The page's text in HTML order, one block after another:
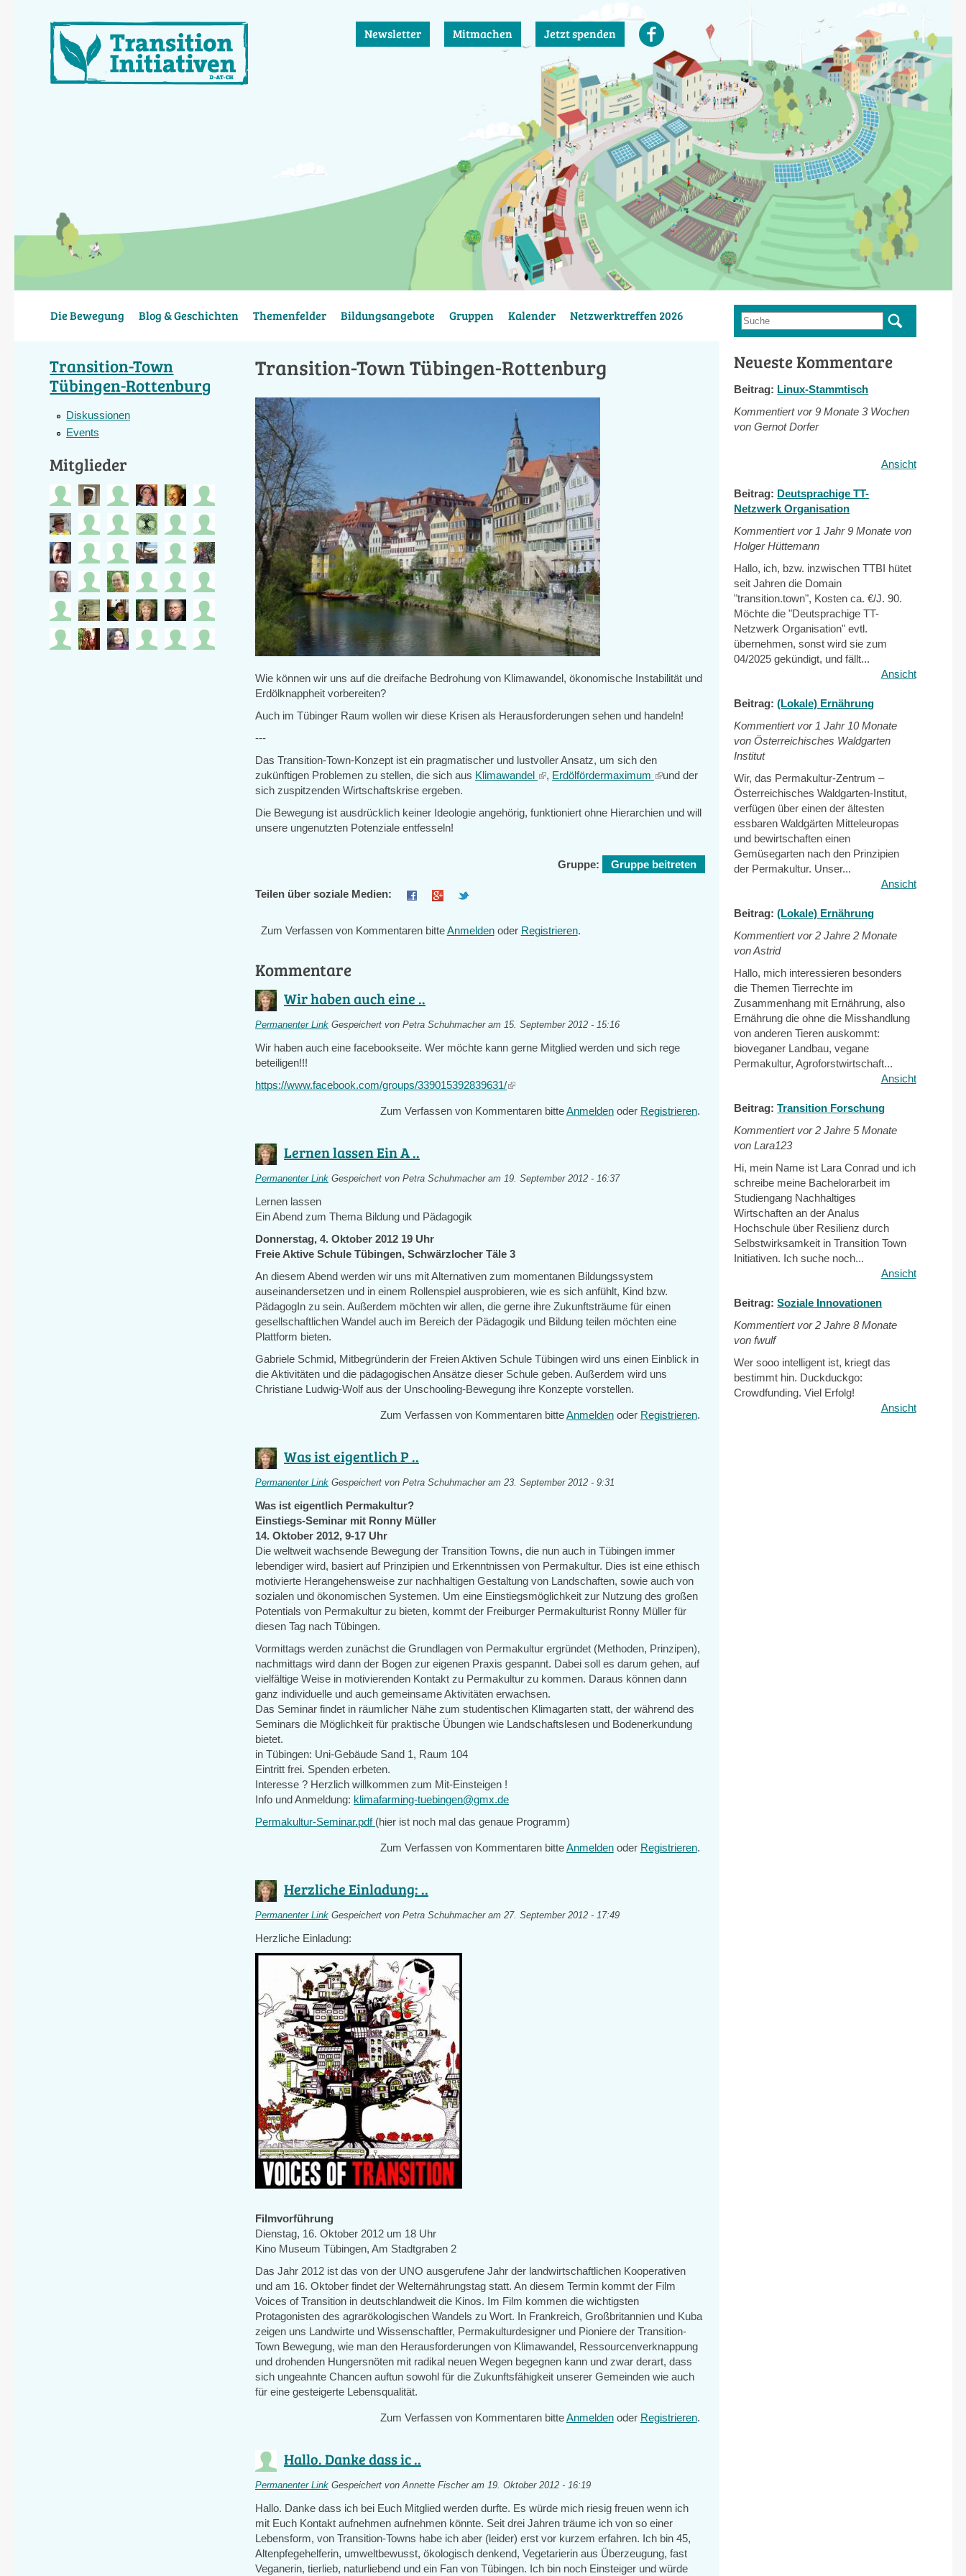
Newsletter Mitmachen Jetzt spenden
Die Bewegung Blog & Geschichten Themenfelder Bildungsangebote Gruppen Kalender Netzwerktreffen 2026
Transition-Town Tübingen-Rottenburg
Wie können wir uns auf die dreifache Bedrohung von Klimawandel, ökonomische Instabilität und
Erdölknappheit vorbereiten?
Auch im Tübinger Raum wollen wir diese Krisen als Herausforderungen sehen und handeln!
---
Das Transition-Town-Konzept ist ein pragmatischer und lustvoller Ansatz, um sich den
zukünftigen Problemen zu stellen, die sich aus Klimawandel (link
, Erdölfördermaximum (linkund der
sich zuspitzenden Wirtschaftskrise ergeben.
Die Bewegung ist ausdrücklich keiner Ideologie angehörig, funktioniert ohne Hierarchien und will
unsere ungenutzten Potenziale entfesseln!
Gruppe: Gruppe beitreten
Teilen über soziale Medien:
Zum Verfassen von Kommentaren bitteAnmeldenoder Registrieren.
Kommentare
Wir haben auch eine ..
Permanenter Link Gespeichert vonPetra Schuhmacheram 15. September 2012 - 15:16
Wir haben auch eine facebookseite. Wer möchte kann gerne Mitglied werden und sich rege
beteiligen!!!
https://www.facebook.com/groups/339015392839631/(link
external)
Zum Verfassen von Kommentaren bitteAnmeldenoder Registrieren.
Lernen lassen Ein A ..
Permanenter Link Gespeichert vonPetra Schuhmacheram 19. September 2012 - 16:37
Lernen lassen
Ein Abend zum Thema Bildung und Pädagogik
Donnerstag, 4. Oktober 2012 19 Uhr
Freie Aktive Schule Tübingen, Schwärzlocher Täle 3
An diesem Abend werden wir uns mit Alternativen zum momentanen Bildungssystem
auseinandersetzen und in einem Rollenspiel ausprobieren, wie es sich anfühlt, Kind bzw.
PädagogIn zu sein. Außerdem möchten wir allen, die gerne ihre Zukunftsträume für einen
gesellschaftlichen Wandel auch im Bereich der Pädagogik und Bildung teilen möchten eine
Plattform bieten.
Gabriele Schmid, Mitbegründerin der Freien Aktiven Schule Tübingen wird uns einen Einblick in
die Aktivitäten und die pädagogischen Ansätze dieser Schule geben. Außerdem wird uns
Christiane Ludwig-Wolf aus der Unschooling-Bewegung ihre Konzepte vorstellen.
Zum Verfassen von Kommentaren bitteAnmeldenoder Registrieren.
Was ist eigentlich P ..
Permanenter Link Gespeichert vonPetra Schuhmacheram 23. September 2012 - 9:31
Was ist eigentlich Permakultur?
Einstiegs-Seminar mit Ronny Müller
14. Oktober 2012, 9-17 Uhr
Die weltweit wachsende Bewegung der Transition Towns, die nun auch in Tübingen immer
lebendiger wird, basiert auf Prinzipien und Erkenntnissen von Permakultur. Dies ist eine ethisch
motivierte Herangehensweise zur nachhaltigen Gestaltung von Landschaften, sowie auch von
sozialen und ökonomischen Systemen. Um eine Einstiegsmöglichkeit zur Nutzung des großen
Potentials von Permakultur zu bieten, kommt der Freiburger Permakulturist Ronny Müller für
diesen Tag nach Tübingen.
Vormittags werden zunächst die Grundlagen von Permakultur ergründet (Methoden, Prinzipen),
nachmittags wird dann der Bogen zur eigenen Praxis gespannt. Dabei soll es darum gehen, auf
vielfältige Weise in motivierenden Kontakt zu Permakultur zu kommen. Daraus können dann
ganz individuelle und auch gemeinsame Aktivitäten erwachsen.
Das Seminar findet in räumlicher Nähe zum studentischen Klimagarten statt, der während des
Seminars die Möglichkeit für praktische Übungen wie Landschaftslesen und Bodenerkundung
bietet.
in Tübingen: Uni-Gebäude Sand 1, Raum 104
Eintritt frei. Spenden erbeten.
Interesse ? Herzlich willkommen zum Mit-Einsteigen !
Info und Anmeldung: klimafarming-tuebingen@gmx.de
Permakultur-Seminar.pdf (hier ist noch mal das genaue Programm)
Zum Verfassen von Kommentaren bitteAnmeldenoder Registrieren.
Herzliche Einladung: ..
Permanenter Link Gespeichert vonPetra Schuhmacheram 27. September 2012 - 17:49
Herzliche Einladung:
Filmvorführung
Dienstag, 16. Oktober 2012 um 18 Uhr
Kino Museum Tübingen, Am Stadtgraben 2
Das Jahr 2012 ist das von der UNO ausgerufene Jahr der landwirtschaftlichen Kooperativen
und am 16. Oktober findet der Welternährungstag statt. An diesem Termin kommt der Film
Voices of Transition in deutschlandweit die Kinos. Im Film kommen die wichtigsten
Protagonisten des agrarökologischen Wandels zu Wort. In Frankreich, Großbritannien und Kuba
zeigen uns Landwirte und Wissenschaftler, Permakulturdesigner und Pioniere der Transition-
Town Bewegung, wie man den Herausforderungen von Klimawandel, Ressourcenverknappung
und drohenden Hungersnöten mit radikal neuen Wegen begegnen kann und zwar derart, dass
sich ungeahnte Chancen auftun sowohl für die Zukunftsfähigkeit unserer Gemeinden wie auch
für eine gesteigerte Lebensqualität.
Zum Verfassen von Kommentaren bitteAnmeldenoder Registrieren.
Hallo. Danke dass ic ..
Permanenter Link Gespeichert vonAnnette Fischeram 19. Oktober 2012 - 16:19
Hallo. Danke dass ich bei Euch Mitglied werden durfte. Es würde mich riesig freuen wenn ich
mit Euch Kontakt aufnehmen aufnehmen könnte. Seit drei Jahren träume ich von so einer
Lebensform, von Transition-Towns habe ich aber (leider) erst vor kurzem erfahren. Ich bin 45,
Altenpfegehelferin, umweltbewusst, ökologisch denkend, Vegetarierin aus Überzeugung, fast
Veganerin, tierlieb, naturliebend und ein Fan von Tübingen. Ich bin noch Einsteiger und würde
Transition-Town
Tübingen-Rottenburg
Diskussionen
Events
Mitglieder
Suchformular
Suche
Neueste Kommentare
Beitrag: Linux-Stammtisch
Kommentiert vor9 Monate 3 Wochen
von Gernot Dorfer
Ansicht
Beitrag: Deutsprachige TT-
Netzwerk Organisation
Kommentiert vor 1 Jahr 9 Monate von
Holger Hüttemann
Hallo, ich, bzw. inzwischen TTBI hütet
seit Jahren die Domain
"transition.town", Kosten ca. €/J. 90.
Möchte die "Deutsprachige TT-
Netzwerk Organisation" evtl.
übernehmen, sonst wird sie zum
04/2025 gekündigt, und fällt...
Ansicht
Beitrag:(Lokale) Ernährung
Kommentiert vor 1 Jahr 10 Monate
von Österreichisches Waldgarten
Institut
Wir, das Permakultur-Zentrum –
Österreichisches Waldgarten-Institut,
verfügen über einen der ältesten
essbaren Waldgärten Mitteleuropas
und bewirtschaften einen
Gemüsegarten nach den Prinzipien
der Permakultur. Unser...
Ansicht
Beitrag:(Lokale) Ernährung
Kommentiert vor2 Jahre 2 Monate
von Astrid
Hallo, mich interessieren besonders
die Themen Tierrechte im
Zusammenhang mit Ernährung, also
Ernährung die ohne die Misshandlung
von anderen Tieren auskommt:
bioveganer Landbau, vegane
Permakultur, Agroforstwirtschaft...
Ansicht
Beitrag:Transition Forschung
Kommentiert vor2 Jahre 5 Monate
von Lara123
Hi, mein Name ist Lara Conrad und ich
schreibe meine Bachelorarbeit im
Studiengang Nachhaltiges
Wirtschaften an der Analus
Hochschule über Resilienz durch
Selbstwirksamkeit in Transition Town
Initiativen. Ich suche noch...
Ansicht
Beitrag:Soziale Innovationen
Kommentiert vor2 Jahre 8 Monate
von fwulf
Wer sooo intelligent ist, kriegt das
bestimmt hin. Duckduckgo:
Crowdfunding. Viel Erfolg!
Ansicht